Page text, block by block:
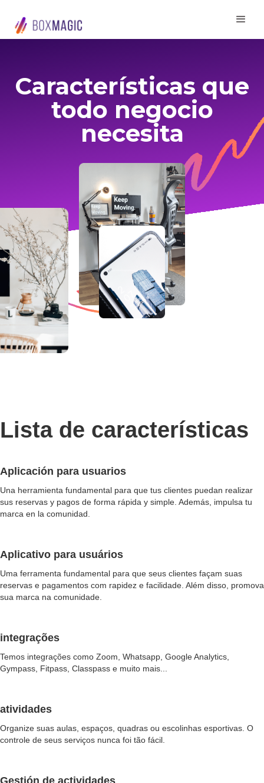
Características que
todo negocio
necesita
Lista de características
Aplicación para usuarios
Una herramienta fundamental para que tus clientes puedan realizar
sus reservas y pagos de forma rápida y simple. Además, impulsa tu
marca en la comunidad.
Aplicativo para usuários
Uma ferramenta fundamental para que seus clientes façam suas
reservas e pagamentos com rapidez e facilidade. Além disso, promova
sua marca na comunidade.
integrações
Temos integrações como Zoom, Whatsapp, Google Analytics,
Gympass, Fitpass, Classpass e muito mais...
atividades
Organize suas aulas, espaços, quadras ou escolinhas esportivas. O
controle de seus serviços nunca foi tão fácil.
Gestión de actividades